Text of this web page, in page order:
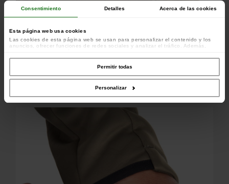
Consentimiento Detalles Acerca de las cookies
Esta página web usa cookies
Las cookies de esta página web se usan para personalizar el contenido y los
anuncios, ofrecer funciones de redes sociales y analizar el tráfico. Además,
colaboradores de redes sociales, publicidad y análisis web, quienes pueden
combinarla con otra información que les haya proporcionado o que hayan
recopilado a partir del uso que haya hecho de sus servicios.
Permitir todas
Personalizar
Logo Fox discret sur la poitrine